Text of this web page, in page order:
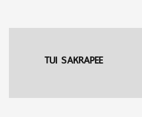
TUI SAKRAPEE